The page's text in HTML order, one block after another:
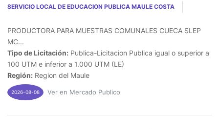
SERVICIO LOCAL DE EDUCACION PUBLICA MAULE COSTA
PRODUCTORA PARA MUESTRAS COMUNALES CUECA SLEP
MC...
Tipo de Licitación: Publica-Licitacion Publica igual o superior a
100 UTM e inferior a 1.000 UTM (LE)
Región: Region del Maule
2026-08-08 Ver en Mercado Publico